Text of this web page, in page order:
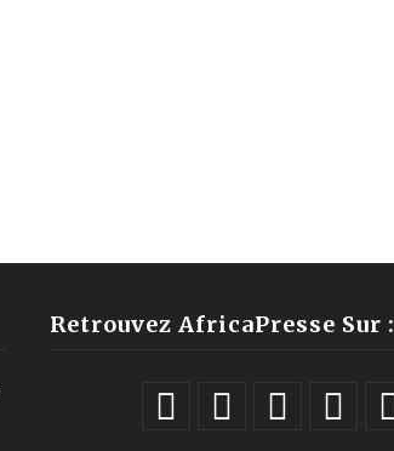
Retrouvez AfricaPresse Sur :